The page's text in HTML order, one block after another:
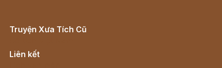
Truyện Xưa Tích Cũ
Liên kết